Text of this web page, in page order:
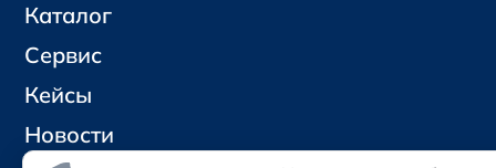
Каталог
Сервис
Кейсы
Новости